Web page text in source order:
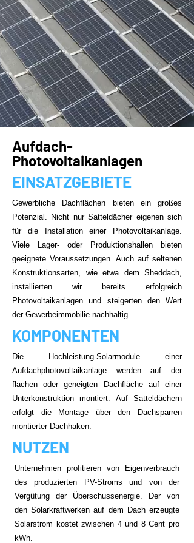
Aufdach-
Photovoltaikanlagen
EINSATZGEBIETE
Gewerbliche Dachflächen bieten ein großes
Potenzial. Nicht nur Satteldächer eigenen sich
für die Installation einer Photovoltaikanlage.
Viele Lager- oder Produktionshallen bieten
geeignete Voraussetzungen. Auch auf seltenen
Konstruktionsarten, wie etwa dem Sheddach,
installierten wir bereits erfolgreich
Photovoltaikanlagen und steigerten den Wert
der Gewerbeimmobilie nachhaltig.
KOMPONENTEN
Die Hochleistung-Solarmodule einer
Aufdachphotovoltaikanlage werden auf der
flachen oder geneigten Dachfläche auf einer
Unterkonstruktion montiert. Auf Satteldächern
erfolgt die Montage über den Dachsparren
montierter Dachhaken.
NUTZEN
Unternehmen profitieren von Eigenverbrauch
des produzierten PV-Stroms und von der
Vergütung der Überschussenergie. Der von
den Solarkraftwerken auf dem Dach erzeugte
Solarstrom kostet zwischen 4 und 8 Cent pro
kWh.